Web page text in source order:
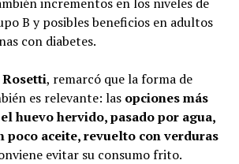
B y posibles beneficios en adultos
con diabetes.
, remarcó que la forma de
es relevante: lasopciones más
huevo hervido, pasado por agua,
poco aceite, revuelto con verduras
evitar su consumo frito.